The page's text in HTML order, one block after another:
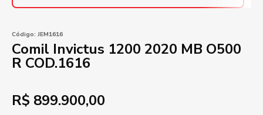
Código: JEM1616
Comil Invictus 1200 2020 MB O500
R COD.1616
R$ 899.900,00